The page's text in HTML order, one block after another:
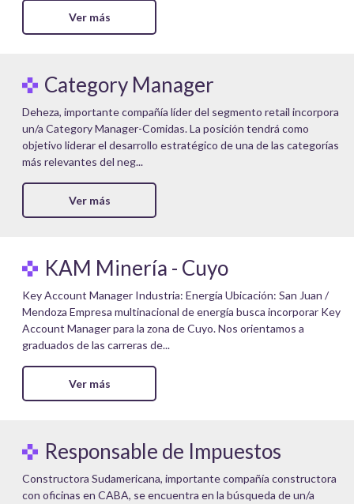
Ver más
Category Manager
Deheza, importante compañía líder del segmento retail incorpora
un/a Category Manager-Comidas. La posición tendrá como
objetivo liderar el desarrollo estratégico de una de las categorías
más relevantes del neg...
Ver más
KAM Minería - Cuyo
Key Account Manager Industria: Energía Ubicación: San Juan /
Mendoza Empresa multinacional de energía busca incorporar Key
Account Manager para la zona de Cuyo. Nos orientamos a
graduados de las carreras de...
Ver más
Responsable de Impuestos
Constructora Sudamericana, importante compañía constructora
con oficinas en CABA, se encuentra en la búsqueda de un/a